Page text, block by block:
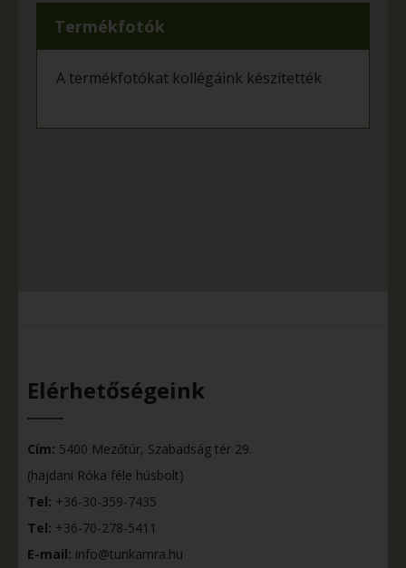
Termékfotók
A termékfotókat kollégáink készítették
Elérhetőségeink
Cím: 5400 Mezőtúr, Szabadság tér 29.
(hajdani Róka féle húsbolt)
Tel: +36-30-359-7435
Tel: +36-70-278-5411
E-mail: info@turikamra.hu